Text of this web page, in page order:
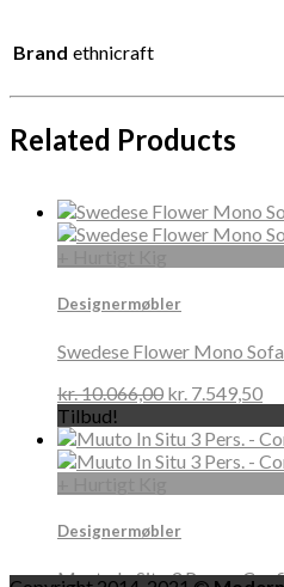
Brand ethnicraft
Related Products
Designermøbler
Swedese Flower Mono
kr.10.066,00 kr. 7.549,50
Tilbud!
Designermøbler
Muuto In Situ 3 Pers. –